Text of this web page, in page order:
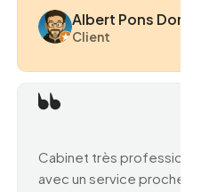
Albert Pons
Client
Cabinet très professionnel
avec un service proche et